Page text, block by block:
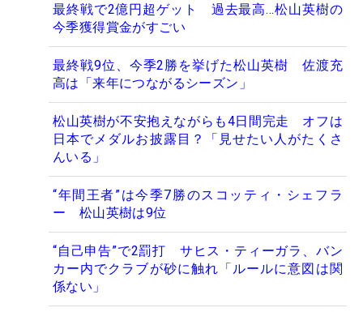
最終戦で2億円超ゲット 過去最高…松山英樹の
今季獲得賞金がすごい
最終戦9位、今季2勝を挙げた松山英樹 佐渡充
高は「来年につながるシーズン」
松山英樹が不安抱えながらも4日間完走 オフは
日本でメダルお披露目？「見せたい人がたくさ
んいる」
“年間王者”は今季7勝のスコッティ・シェフラ
ー 松山英樹は9位
“自己申告”で2罰打 サヒス・ティーガラ、バン
カー内でクラブが砂に触れ「ルールに意図は関
係ない」